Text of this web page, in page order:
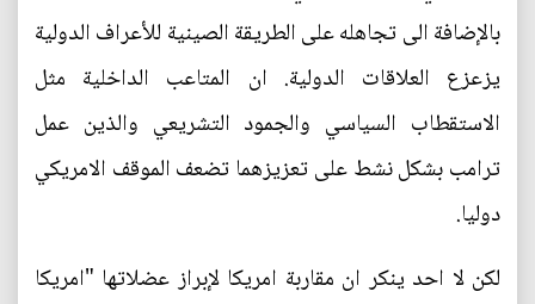
بالإضافة الى تجاهله على الطريقة الصينية للأعراف الدولية
يزعزع العلاقات الدولية. ان المتاعب الداخلية مثل
الاستقطاب السياسي والجمود التشريعي والذين عمل
ترامب بشكل نشط على تعزيزهما تضعف الموقف الامريكي
دوليا.
لكن لا احد ينكر ان مقاربة امريكا لإبراز عضلاتها "امريكا